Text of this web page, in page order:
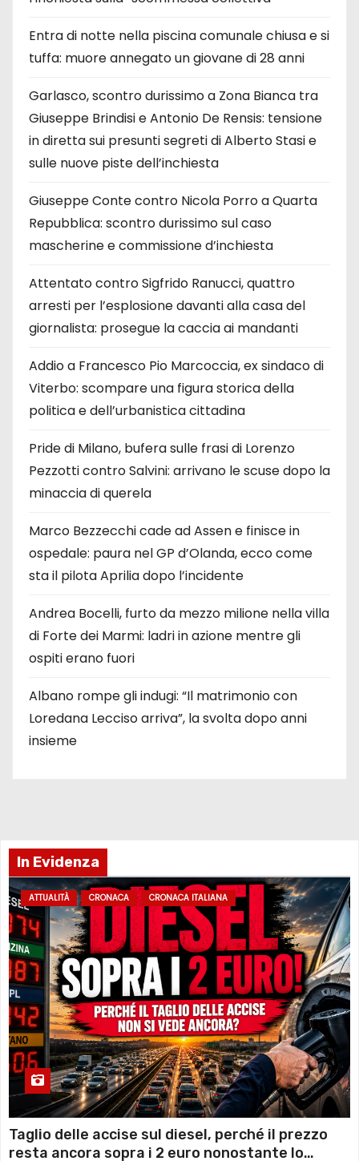
Entra di notte nella piscina comunale chiusa e si
tuffa: muore annegato un giovane di 28 anni
Garlasco, scontro durissimo a Zona Bianca tra
Giuseppe Brindisi e Antonio De Rensis: tensione
in diretta sui presunti segreti di Alberto Stasi e
sulle nuove piste dell’inchiesta
Giuseppe Conte contro Nicola Porro a Quarta
Repubblica: scontro durissimo sul caso
mascherine e commissione d’inchiesta
Attentato contro Sigfrido Ranucci, quattro
arresti per l’esplosione davanti alla casa del
giornalista: prosegue la caccia ai mandanti
Addio a Francesco Pio Marcoccia, ex sindaco di
Viterbo: scompare una figura storica della
politica e dell’urbanistica cittadina
Pride di Milano, bufera sulle frasi di Lorenzo
Pezzotti contro Salvini: arrivano le scuse dopo la
minaccia di querela
Marco Bezzecchi cade ad Assen e finisce in
ospedale: paura nel GP d’Olanda, ecco come
sta il pilota Aprilia dopo l’incidente
Andrea Bocelli, furto da mezzo milione nella villa
di Forte dei Marmi: ladri in azione mentre gli
ospiti erano fuori
Albano rompe gli indugi: “Il matrimonio con
Loredana Lecciso arriva”, la svolta dopo anni
insieme
In Evidenza
ATTUALITÀ CRONACA CRONACA ITALIANA
Taglio delle accise sul diesel, perché il prezzo
resta ancora sopra i 2 euro nonostante lo